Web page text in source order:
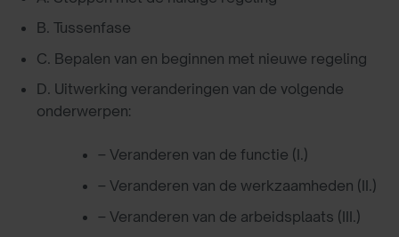
B. Tussenfase
C. Bepalen van en beginnen met nieuwe regeling
D. Uitwerking veranderingen van de volgende
onderwerpen:
– Veranderen van de functie (I.)
– Veranderen van de werkzaamheden (II.)
– Veranderen van de arbeidsplaats (III.)